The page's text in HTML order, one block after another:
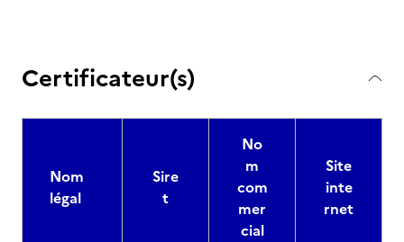
Certificateur(s)
Nom
légal
Sire
t
No
m
com
mer
cial
Site
inte
rnet